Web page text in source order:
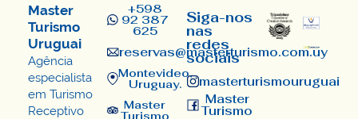
Master
Turismo
Uruguai
Agência
especialista
em Turismo
Receptivo
+598
92 387
625
reservas@masterturismo.com.uy​
Montevideo,
Uruguay.
Master
Turismo
Siga-nos
nas
redes
sociais
masterturismouruguai
Master
Turismo